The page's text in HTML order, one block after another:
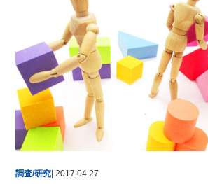
調査/研究| 2017.04.27